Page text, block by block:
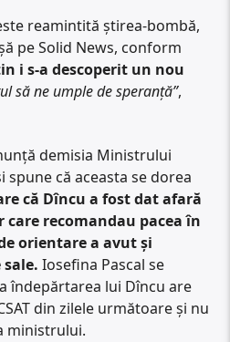
reamintită știrea-bombă,
pe Solid News, conform
i s-a descoperit un nou
să ne umple de speranță”,
demisia Ministrului
spune că aceasta se dorea
că Dîncu a fost dat afară
recomandau pacea în
orientare a avut și
Iosefina Pascal se
îndepărtarea lui Dîncu are
din zilele următoare și nu
ministrului.